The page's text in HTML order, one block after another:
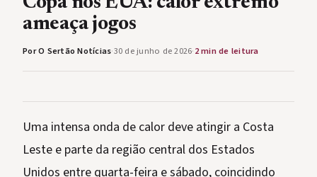
ameaça jogos
Por O Sertão Notícias·30 de junho de 2026·2 min de leitura
Uma intensa onda de calor deve atingir a Costa
Leste e parte da região central dos Estados
Unidos entre quarta-feira e sábado, coincidindo